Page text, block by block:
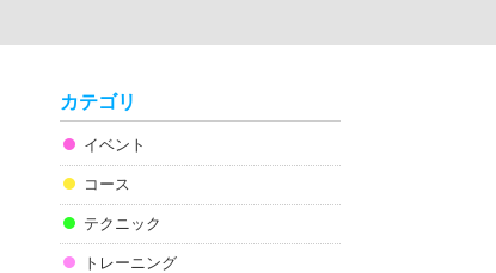
カテゴリ
イベント
コース
テクニック
トレーニング